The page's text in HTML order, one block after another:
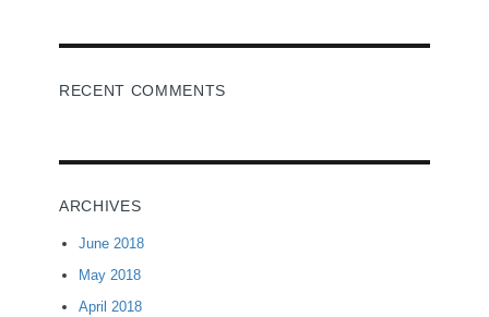
RECENT COMMENTS
ARCHIVES
June 2018
May 2018
April 2018